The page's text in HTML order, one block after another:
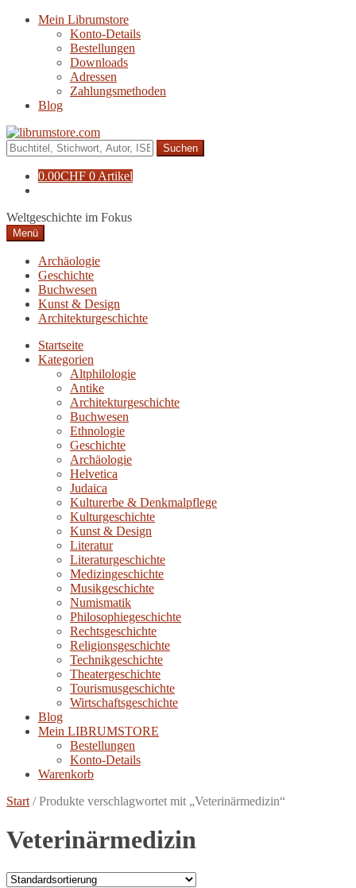
Navigation
Zum
Mein Librumstore
Konto-Details
Bestellungen
Downloads
Adressen
Zahlungsmethoden
Blog
Suche
nach:
0.00CHF 0 Artikel
Weltgeschichte im Fokus
Menü
Archäologie
Geschichte
Buchwesen
Kunst & Design
Architekturgeschichte
Startseite
Kategorien
Altphilologie
Antike
Architekturgeschichte
Buchwesen
Ethnologie
Geschichte
Archäologie
Helvetica
Judaica
Kulturerbe & Denkmalpflege
Kulturgeschichte
Kunst & Design
Literatur
Literaturgeschichte
Medizingeschichte
Musikgeschichte
Numismatik
Philosophiegeschichte
Rechtsgeschichte
Religionsgeschichte
Technikgeschichte
Theatergeschichte
Tourismusgeschichte
Wirtschaftsgeschichte
Blog
Mein LIBRUMSTORE
Bestellungen
Konto-Details
Warenkorb
Start /Produkte verschlagwortet mit „Veterinärmedizin“
Veterinärmedizin